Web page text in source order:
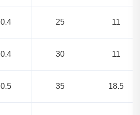
0.4 25 11
0.4 30 11
0.5 35 18.5